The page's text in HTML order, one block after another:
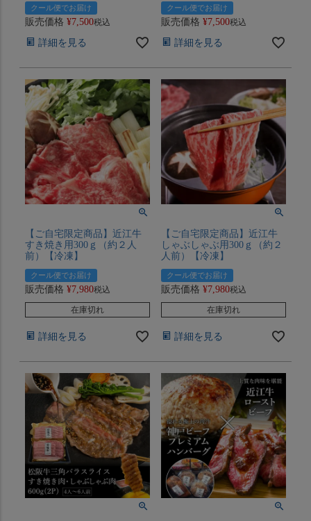
クール便でお届け
販売価格 ¥7,500税込
詳細を見る
クール便でお届け
販売価格 ¥7,500税込
詳細を見る
【ご自宅限定商品】近江牛
すき焼き用300ｇ（約２人
前）【冷凍】
クール便でお届け
販売価格 ¥7,980税込
在庫切れ
詳細を見る
【ご自宅限定商品】近江牛
しゃぶしゃぶ用300ｇ（約２
人前）【冷凍】
クール便でお届け
販売価格 ¥7,980税込
在庫切れ
詳細を見る